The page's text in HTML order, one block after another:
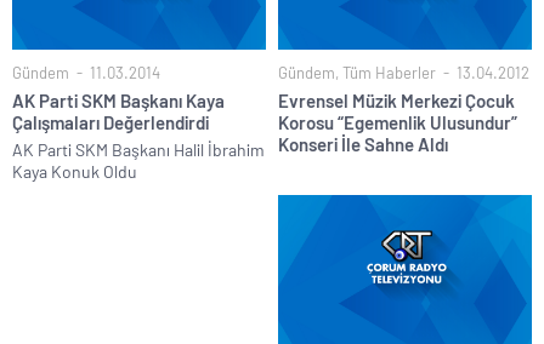
Gündem 11.03.2014
AK Parti SKM Başkanı Kaya
Çalışmaları Değerlendirdi
AK Parti SKM Başkanı Halil İbrahim
Kaya Konuk Oldu
Gündem, Tüm Haberler 13.04.2012
Evrensel Müzik Merkezi Çocuk
Korosu “Egemenlik Ulusundur”
Konseri İle Sahne Aldı